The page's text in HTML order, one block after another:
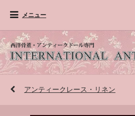
メニュー
アンティークレース・リネン